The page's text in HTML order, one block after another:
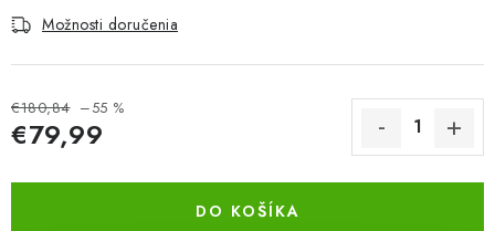
K ZALISTOVÁNÍ NEBO VYMAZÁNÍ
BEZ ZÁSOBY, K VYŘAZENÍ (VČ. XD)
OBLEČENÍ A MÓDA
DROGERIE A KOSMETIKA
Možnosti doručenia
€180,84 –55 %
€79,99
DO KOŠÍKA